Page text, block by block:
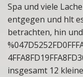
Spa und viele
entgegen und hlt
betrachten, hin
insgesamt 12